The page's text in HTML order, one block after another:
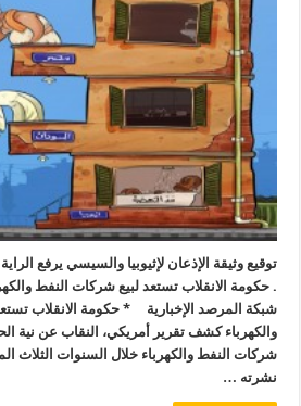
. حكومة الانقلاب تستعد لبيع شركات النفط
شبكة المرصد الإخبارية * حكومة الانقلاب
والكهرباء كشف تقرير أمريكي، النقاب عن نية
شركات النفط والكهرباء خلال السنوات الثلاث
نشرته …